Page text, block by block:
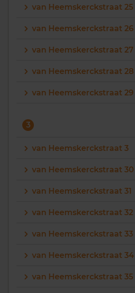
van Heemskerckstraat 25
van Heemskerckstraat 26
van Heemskerckstraat 27
van Heemskerckstraat 28
van Heemskerckstraat 29
3
van Heemskerckstraat 3
van Heemskerckstraat 30
van Heemskerckstraat 31
van Heemskerckstraat 32
van Heemskerckstraat 33
van Heemskerckstraat 34
van Heemskerckstraat 35